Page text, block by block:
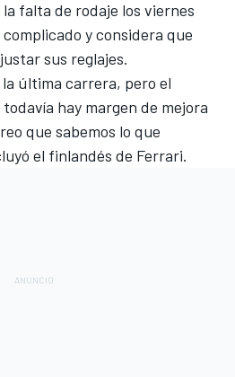
falta de rodaje los viernes
y considera que
sus reglajes.
última carrera, pero el
hay margen de mejora
que sabemos lo que
el finlandés de Ferrari.